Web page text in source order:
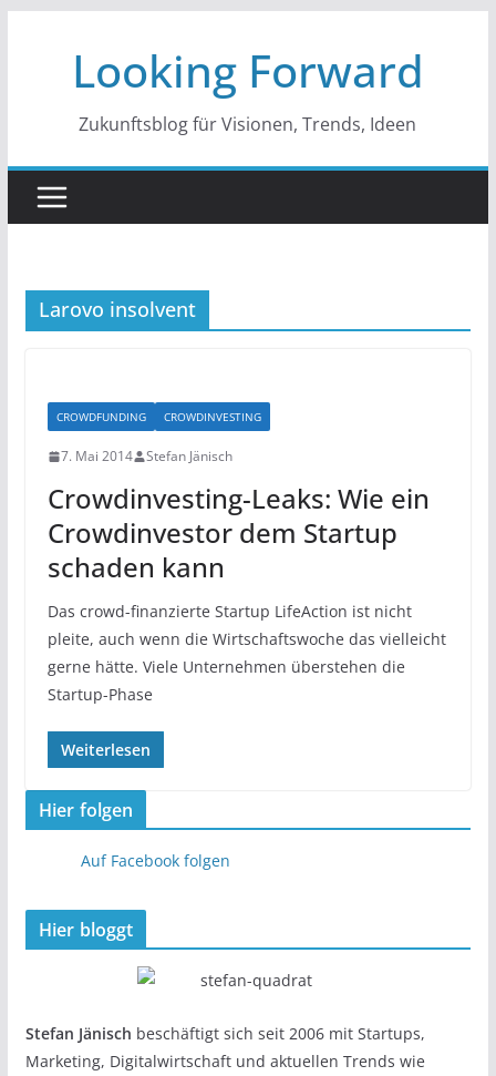
springenLooking Forward
Zukunftsblog für Visionen, Trends, Ideen
Larovo insolvent
CROWDFUNDING CROWDINVESTING
7. Mai 2014 Stefan Jänisch
Crowdinvesting-Leaks: Wie ein
Crowdinvestor dem Startup
schaden kann
Das crowd-finanzierte Startup LifeAction ist nicht
pleite, auch wenn die Wirtschaftswoche das vielleicht
gerne hätte. Viele Unternehmen überstehen die
Startup-Phase
Weiterlesen
Hier folgen
Auf Facebook folgen
Hier bloggt
Stefan Jänisch beschäftigt sich seit 2006 mit Startups,
Marketing, Digitalwirtschaft und aktuellen Trends wie